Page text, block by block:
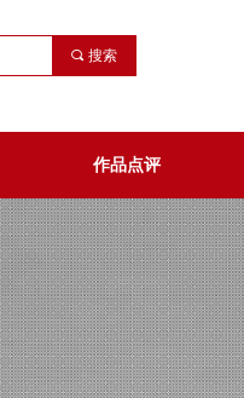
作品点评
끠 搜索